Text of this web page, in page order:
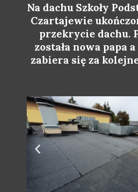
Na dachu Szkoły
Czartajewie
przekrycie dachu.
została nowa papa
zabiera się za